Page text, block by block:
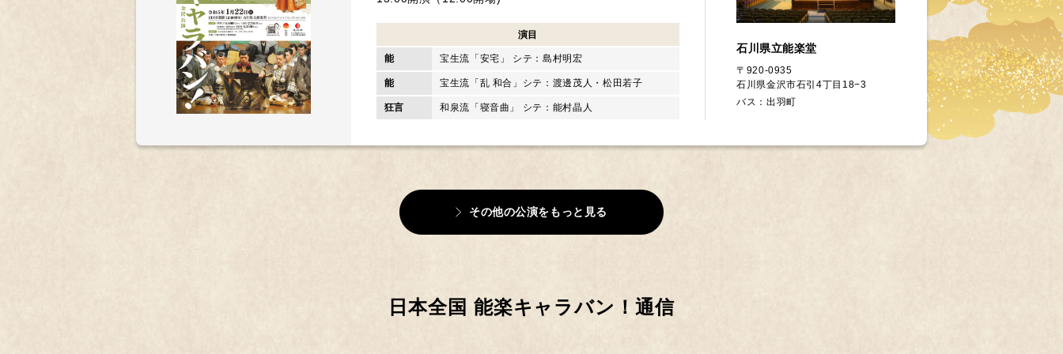
演目
能 宝生流「安宅」 シテ：島村明宏
能 宝生流「乱 和合」シテ：渡邊茂人・松田若子
狂言 和泉流「寝音曲」 シテ：能村晶人
石川県立能楽堂
〒920-0935
石川県金沢市石引4丁目18−3
バス：出羽町
その他の公演をもっと見る
日本全国 能楽キャラバン！通信